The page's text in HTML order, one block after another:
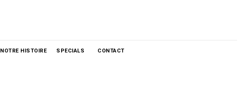
NOTRE HISTOIRE SPECIALS CONTACT